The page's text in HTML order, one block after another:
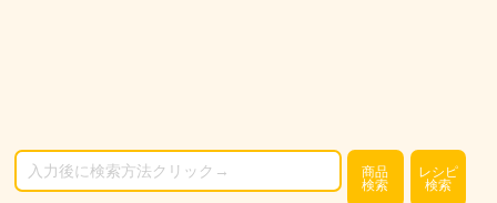
商品
検索
レシピ
検索